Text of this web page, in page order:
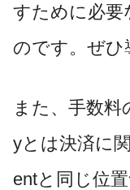
すために必要
のです。ぜひ
また、手数料
yとは決済に
entと同じ位置